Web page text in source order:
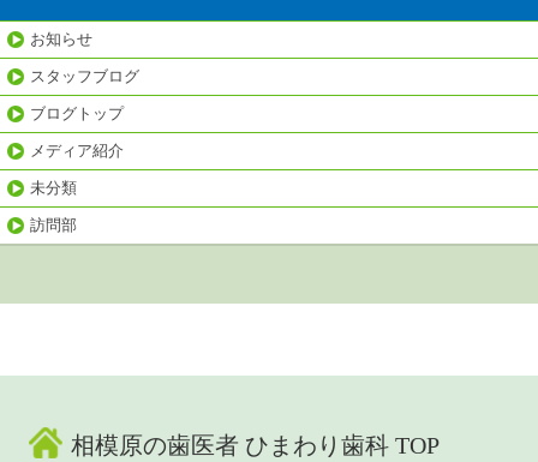
お知らせ
スタッフブログ
ブログトップ
メディア紹介
未分類
訪問部
相模原の歯医者 ひまわり歯科 TOP